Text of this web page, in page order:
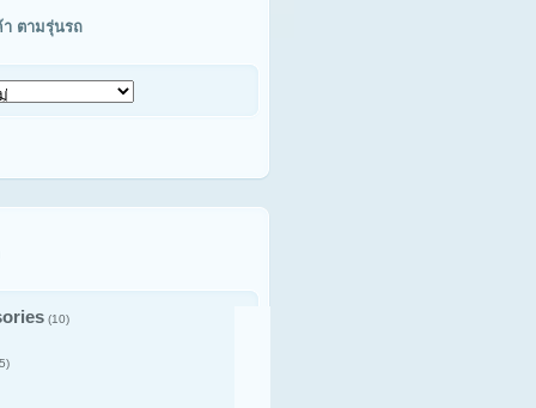
า ตามรุ่นรถ
(10)